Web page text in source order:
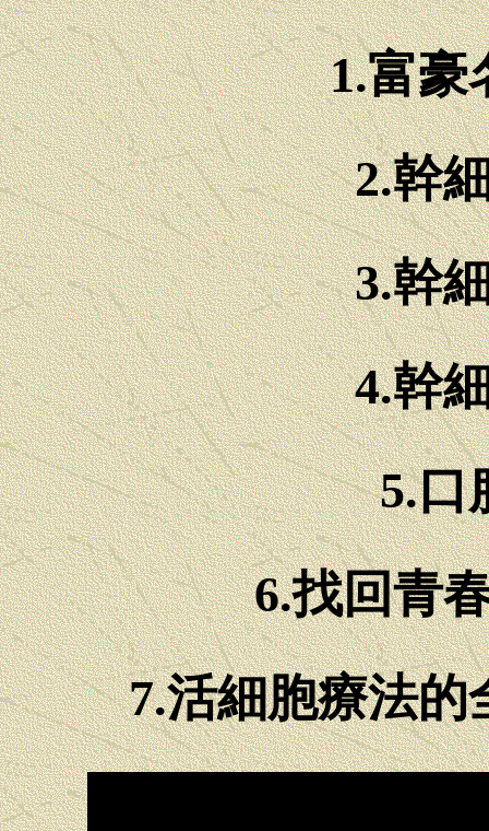
1.富豪
2.幹
3.幹
4.幹
5.口
6.找回青
7.活細胞療法的